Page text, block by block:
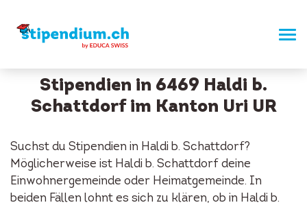
Stipendien in 6469 Haldi b.
Schattdorf im Kanton Uri UR
Suchst du Stipendien in Haldi b. Schattdorf?
Möglicherweise ist Haldi b. Schattdorf deine
Einwohnergemeinde oder Heimatgemeinde. In
beiden Fällen lohnt es sich zu klären, ob in Haldi b.